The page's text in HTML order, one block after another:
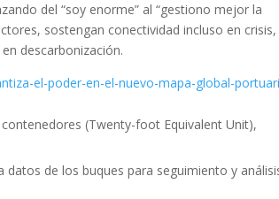
del “soy enorme” al “gestiono mejor la
sostengan conectividad incluso en crisis,
descarbonización.
el-poder-en-el-nuevo-mapa-global-
(Twenty-foot Equivalent Unit),
datos de los buques para seguimiento y